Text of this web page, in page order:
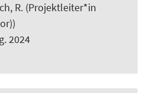
R. (Projektleiter*in
2024